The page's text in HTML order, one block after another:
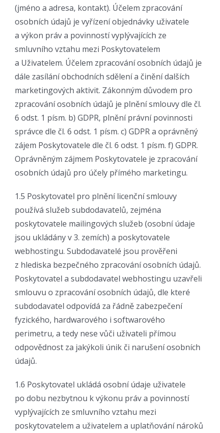
(jméno a adresa, kontakt). Účelem zpracování
osobních údajů je vyřízení objednávky uživatele
a výkon práv a povinností vyplývajících ze
smluvního vztahu mezi Poskytovatelem
a Uživatelem. Účelem zpracování osobních údajů je
dále zasílání obchodních sdělení a činění dalších
marketingových aktivit. Zákonným důvodem pro
zpracování osobních údajů je plnění smlouvy dle čl.
6 odst. 1 písm. b) GDPR, plnění právní povinnosti
správce dle čl. 6 odst. 1 písm. c) GDPR a oprávněný
zájem Poskytovatele dle čl. 6 odst. 1 písm. f) GDPR.
Oprávněným zájmem Poskytovatele je zpracování
osobních údajů pro účely přímého marketingu.
1.5 Poskytovatel pro plnění licenční smlouvy
používá služeb subdodavatelů, zejména
poskytovatele mailingových služeb (osobní údaje
jsou ukládány v 3. zemích) a poskytovatele
webhostingu. Subdodavatelé jsou prověřeni
z hlediska bezpečného zpracování osobních údajů.
Poskytovatel a subdodavatel webhostingu uzavřeli
smlouvu o zpracování osobních údajů, dle které
subdodavatel odpovídá za řádně zabezpečení
fyzického, hardwarového i softwarového
perimetru, a tedy nese vůči uživateli přímou
odpovědnost za jakýkoli únik či narušení osobních
údajů.
1.6 Poskytovatel ukládá osobní údaje uživatele
po dobu nezbytnou k výkonu práv a povinností
vyplývajících ze smluvního vztahu mezi
poskytovatelem a uživatelem a uplatňování nároků